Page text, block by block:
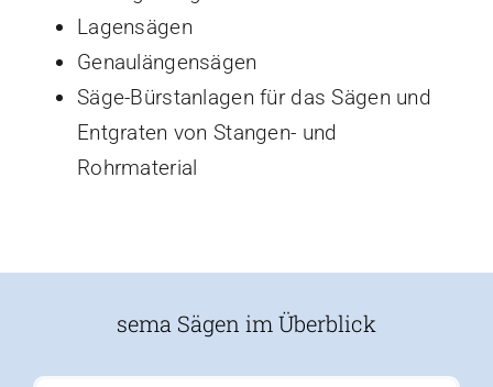
Lagensägen
Genaulängensägen
Säge-Bürstanlagen für das Sägen und
Entgraten von Stangen- und
Rohrmaterial
sema Sägen im Überblick